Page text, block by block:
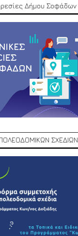
Δήμου Σοφάδων
ΣΧΕΔΙΩΝ